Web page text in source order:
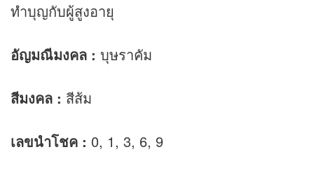
ทำบุญกับผู้สูงอายุ
อัญมณีมงคล : บุษราคัม
สีมงคล : สีส้ม
เลขนำโชค : 0, 1, 3, 6, 9